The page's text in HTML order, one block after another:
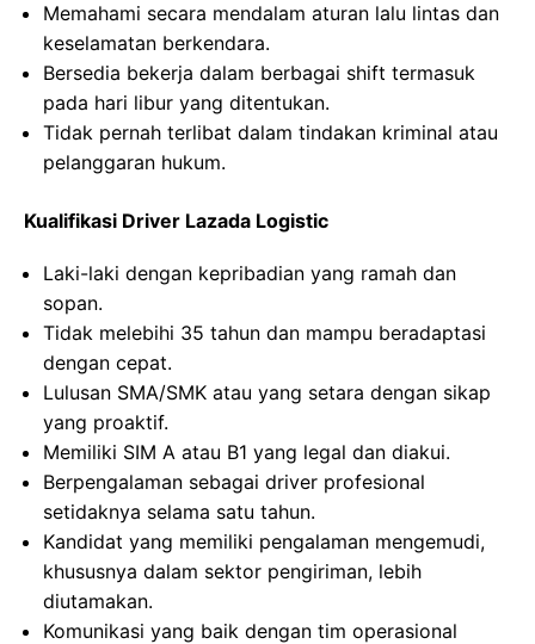
Memahami secara mendalam aturan lalu lintas dan
keselamatan berkendara.
Bersedia bekerja dalam berbagai shift termasuk
pada hari libur yang ditentukan.
Tidak pernah terlibat dalam tindakan kriminal atau
pelanggaran hukum.
Kualifikasi Driver Lazada Logistic
Laki-laki dengan kepribadian yang ramah dan
sopan.
Tidak melebihi 35 tahun dan mampu beradaptasi
dengan cepat.
Lulusan SMA/SMK atau yang setara dengan sikap
yang proaktif.
Memiliki SIM A atau B1 yang legal dan diakui.
Berpengalaman sebagai driver profesional
setidaknya selama satu tahun.
Kandidat yang memiliki pengalaman mengemudi,
khususnya dalam sektor pengiriman, lebih
diutamakan.
Komunikasi yang baik dengan tim operasional